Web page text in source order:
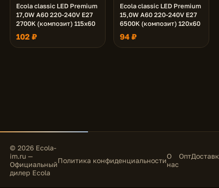
Ecola classic LED Premium
17,0W A60 220-240V E27
2700K (композит) 115x60
102 ₽
Ecola classic LED Premium
15,0W A60 220-240V E27
6500K (композит) 120x60
94 ₽
© 2026 Ecola-
im.ru —
Официальный
дилер Ecola
Политика конфиденциальностиО
нас
Опт